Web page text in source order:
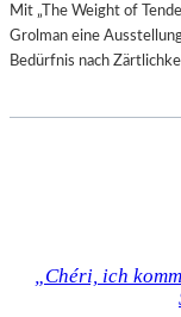
Mit „The Weight of
Grolman eine
Bedürfnis nach
„Chéri, ich